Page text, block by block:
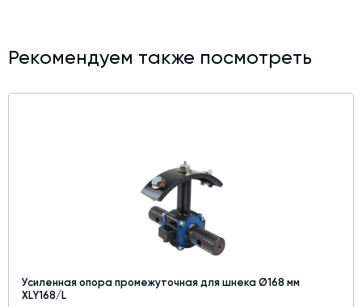
Рекомендуем также посмотреть
Усиленная опора промежуточная для шнека Ø168 мм
XLY168/L